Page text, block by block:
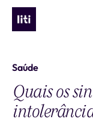
Saúde
Quais os